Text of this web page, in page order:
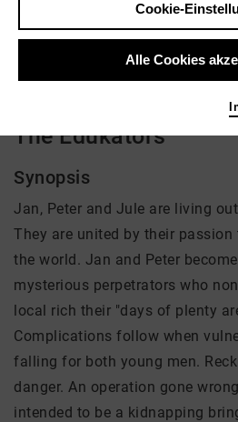
Aktuell ist kein Angebot
The Edukators
Synopsis
Jan, Peter and Jule are living
They are united by their
the world. Jan and Peter
mysterious perpetrators who
local rich their "days of plenty
Complications follow when
falling for both young men.
danger. An operation gone
intended to be a kidnapping
Cookie-
Alle Cookies